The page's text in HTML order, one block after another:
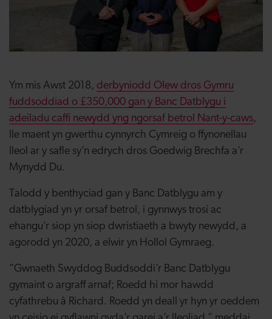
Ym mis Awst 2018, derbyniodd Olew dros Gymru
fuddsoddiad o £350,000 gan y Banc Datblygu i
adeiladu caffi newydd yng ngorsaf betrol Nant-y-caws,
lle maent yn gwerthu cynnyrch Cymreig o ffynonellau
lleol ar y safle sy’n edrych dros Goedwig Brechfa a’r
Mynydd Du.
Talodd y benthyciad gan y Banc Datblygu am y
datblygiad yn yr orsaf betrol, i gynnwys trosi ac
ehangu’r siop yn siop dwristiaeth a bwyty newydd, a
agorodd yn 2020, a elwir yn Hollol Gymraeg.
“Gwnaeth Swyddog Buddsoddi’r Banc Datblygu
gymaint o argraff arnaf; Roedd hi mor hawdd
cyfathrebu â Richard. Roedd yn deall yr hyn yr oeddem